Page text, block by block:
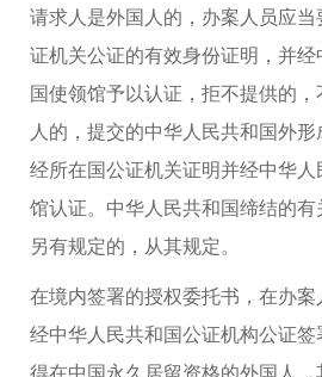
请求人是外国人的，办案人员应
证机关公证的有效身份证明，并
国使领馆予以认证，拒不提供的
人的，提交的中华人民共和国外
经所在国公证机关证明并经中华
馆认证。中华人民共和国缔结的
另有规定的，从其规定。
在境内签署的授权委托书，在办
经中华人民共和国公证机构公证
得在中国永久居留资格的外国人